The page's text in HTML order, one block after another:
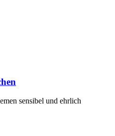
sensibel und ehrlich